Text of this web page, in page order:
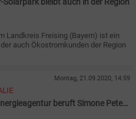
Landkreis Freising (Bayern) ist ein
auch Ökostromkunden der Region
Montag, 21.09.2020, 14:59
beruft Simone Peter